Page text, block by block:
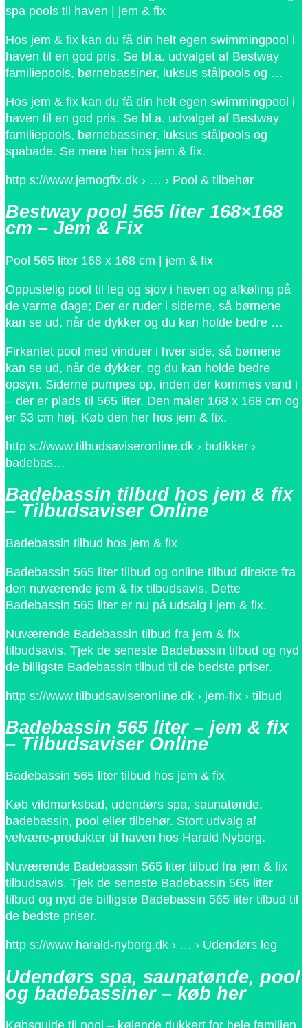
spa pools til haven | jem & fix
Hos jem & fix kan du få din helt egen swimmingpool i
haven til en god pris. Se bl.a. udvalget af Bestway
familiepools, børnebassiner, luksus stålpools og …
Hos jem & fix kan du få din helt egen swimmingpool i
haven til en god pris. Se bl.a. udvalget af Bestway
familiepools, børnebassiner, luksus stålpools og
spabade. Se mere her hos jem & fix.
http s://www.jemogfix.dk › … › Pool & tilbehør
Bestway pool 565 liter 168×168
cm – Jem & Fix
Pool 565 liter 168 x 168 cm | jem & fix
Oppustelig pool til leg og sjov i haven og afkøling på
de varme dage; Der er ruder i siderne, så børnene
kan se ud, når de dykker og du kan holde bedre …
Firkantet pool med vinduer i hver side, så børnene
kan se ud, når de dykker, og du kan holde bedre
opsyn. Siderne pumpes op, inden der kommes vand i
– der er plads til 565 liter. Den måler 168 x 168 cm og
er 53 cm høj. Køb den her hos jem & fix.
http s://www.tilbudsaviseronline.dk › butikker ›
badebas…
Badebassin tilbud hos jem & fix
– Tilbudsaviser Online
Badebassin tilbud hos jem & fix
Badebassin 565 liter tilbud og online tilbud direkte fra
den nuværende jem & fix tilbudsavis. Dette
Badebassin 565 liter er nu på udsalg i jem & fix.
Nuværende Badebassin tilbud fra jem & fix
tilbudsavis. Tjek de seneste Badebassin tilbud og nyd
de billigste Badebassin tilbud til de bedste priser.
http s://www.tilbudsaviseronline.dk › jem-fix › tilbud
Badebassin 565 liter – jem & fix
– Tilbudsaviser Online
Badebassin 565 liter tilbud hos jem & fix
Køb vildmarksbad, udendørs spa, saunatønde,
badebassin, pool eller tilbehør. Stort udvalg af
velvære-produkter til haven hos Harald Nyborg.
Nuværende Badebassin 565 liter tilbud fra jem & fix
tilbudsavis. Tjek de seneste Badebassin 565 liter
tilbud og nyd de billigste Badebassin 565 liter tilbud til
de bedste priser.
http s://www.harald-nyborg.dk › … › Udendørs leg
Udendørs spa, saunatønde, pool
og badebassiner – køb her